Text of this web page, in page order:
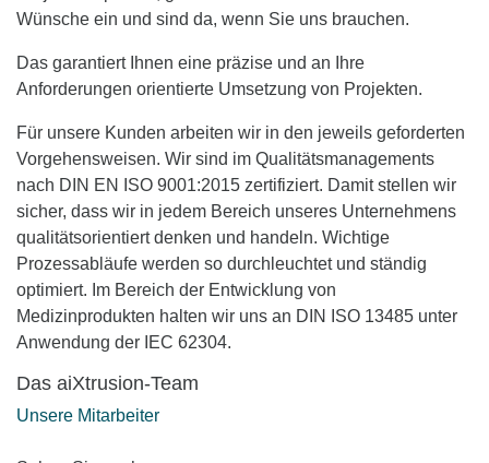
Wünsche ein und sind da, wenn Sie uns brauchen.
Das garantiert Ihnen eine präzise und an Ihre
Anforderungen orientierte Umsetzung von Projekten.
Für unsere Kunden arbeiten wir in den jeweils geforderten
Vorgehensweisen. Wir sind im Qualitätsmanagements
nach DIN EN ISO 9001:2015 zertifiziert. Damit stellen wir
sicher, dass wir in jedem Bereich unseres Unternehmens
qualitätsorientiert denken und handeln. Wichtige
Prozessabläufe werden so durchleuchtet und ständig
optimiert. Im Bereich der Entwicklung von
Medizinprodukten halten wir uns an DIN ISO 13485 unter
Anwendung der IEC 62304.
Das aiXtrusion-Team
Unsere Mitarbeiter